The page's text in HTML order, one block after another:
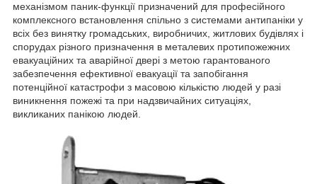
механізмом паник-функції призначений для професійного
комплексного встановлення спільно з системами антипаніки у
всіх без винятку громадських, виробничих, житлових будівлях і
спорудах різного призначення в металевих протипожежних
евакуаційних та аварійної двері з метою гарантованого
забезпечення ефективної евакуації та запобігання
потенційної катастрофи з масовою кількістю людей у разі
виникнення пожежі та при надзвичайних ситуаціях,
викликаних панікою людей.